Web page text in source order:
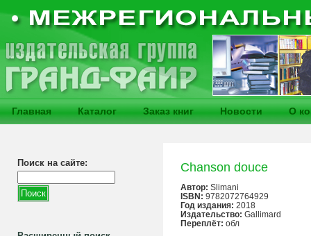
Главная Каталог Заказ книг Новости О
Поиск на сайте: Chanson douce
Автор: Slimani
ISBN: 9782072764929
Год издания: 2018
Издательство: Gallimard
Переплёт: обл